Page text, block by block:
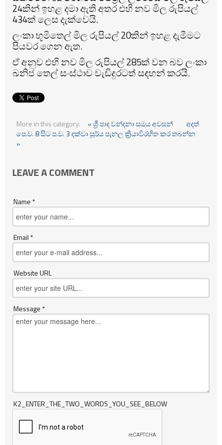
24කින් ඉහළ දමා ඇති අතර එහි නව මිල රුපියල්
434ක් ලෙස දැක්වෙයි.
ලංකා භූමිතෙල් මිල රුපියල් 20කින් ඉහළ දැමීමට
පියවර ගෙන ඇත.
ඒ අනුව එහි නව මිල රුපියල් 285ක් වන බව ලංකා
ඛනිජ තෙල් සංස්ථාව වැඩිදුරටත් සඳහන් කරයි.
More in this category: « ශ්‍රී පාද වන්දනා සමය අවසන්
අදත්
පෙ.ව. 8 සිට ප.ව. 3 දක්වා සූර්ය පැනල ක්‍රියාවිරහිත කර තබන්න
»
LEAVE A COMMENT
Name *
Email *
Website URL
Message *
K2_ENTER_THE_TWO_WORDS_YOU_SEE_BELOW